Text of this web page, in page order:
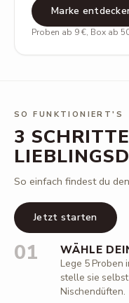
Marke
Proben ab 9 €, Box ab
SO FUNKTIONIERT'S
3
So einfach findest du
Jetzt starten
01 WÄHLE
Lege 5 Proben
stelle sie
Nischendüften.